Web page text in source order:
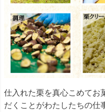
仕入れた栗を真心こめてお
だくことがわたしたちの仕